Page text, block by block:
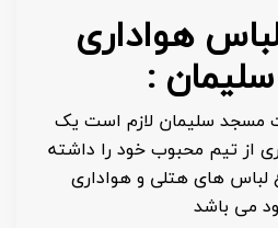
هواداری
:
مسجد سلیمان لازم است یک
از تیم محبوب خود را داشته
لباس های هتلی و هواداری
می باشد